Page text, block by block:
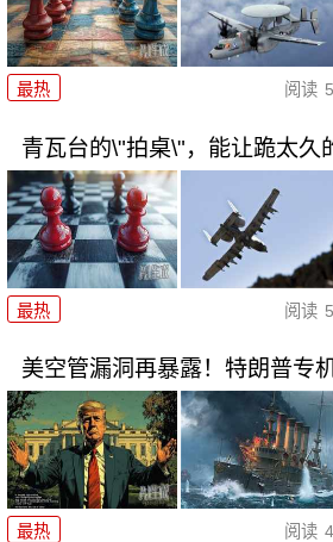
最热 阅读
青瓦台的\"拍桌\"，能让跪太久
最热 阅读
美空管漏洞再暴露！特朗普专
最热 阅读